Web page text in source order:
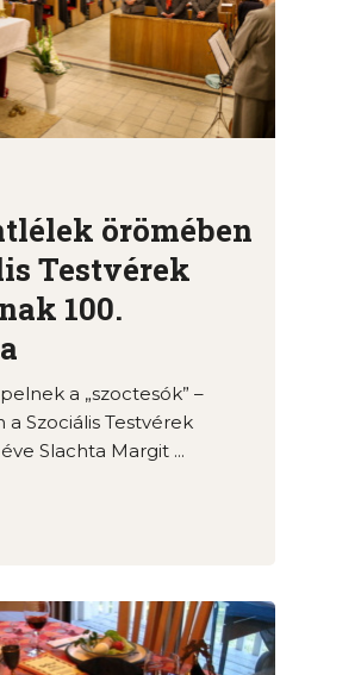
örömében
Testvérek
100.
a „szoctesók” –
Szociális Testvérek
Slachta Margit ...